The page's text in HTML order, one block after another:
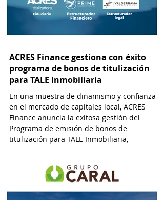
ACRES Finance gestiona con éxito
programa de bonos de titulización
para TALE Inmobiliaria
En una muestra de dinamismo y confianza
en el mercado de capitales local, ACRES
Finance anuncia la exitosa gestión del
Programa de emisión de bonos de
titulización para TALE Inmobiliaria,